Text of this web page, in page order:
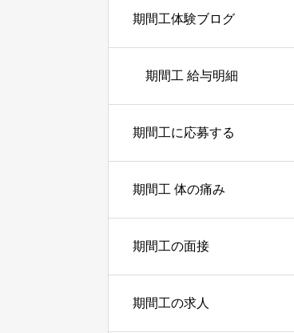
期間工体験ブログ
期間工 給与明細
期間工に応募する
期間工 体の痛み
期間工の面接
期間工の求人